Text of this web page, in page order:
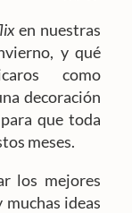
en nuestras
y qué
como
decoración
que toda
meses.
los mejores
muchas ideas